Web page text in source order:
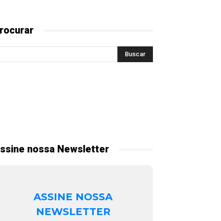
nossa Newsletter
ASSINE NOSSA
NEWSLETTER